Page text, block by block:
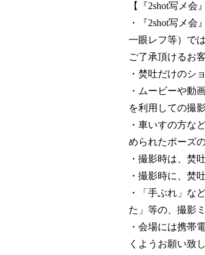
【『2shot写メ会
・『2shot写メ
一眼レフ等）で
ご了承頂けるお
・焚吐だけのシ
・ムービーや動
を利用しての撮
・車いすの方な
められたポーズ
・撮影時は、焚
・撮影時に、焚
・「手ぶれ」な
た」等の、撮影
・会場には携帯
くようお願い致